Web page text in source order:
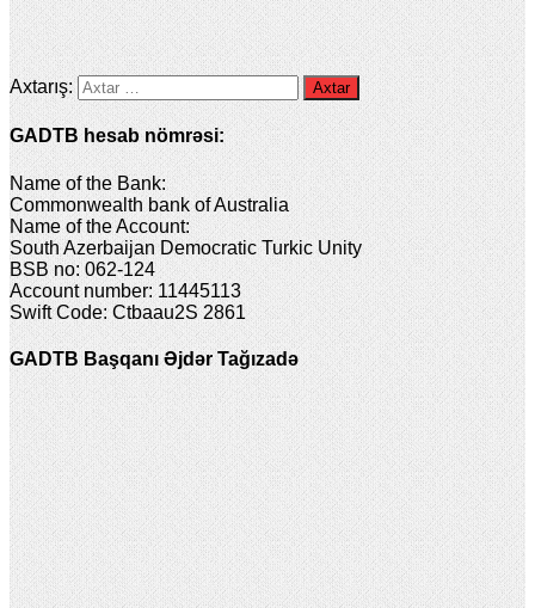
Axtarış:
GADTB hesab nömrəsi:
Name of the Bank:
Commonwealth bank of Australia
Name of the Account:
South Azerbaijan Democratic Turkic Unity
BSB no: 062-124
Account number: 11445113
Swift Code: Ctbaau2S 2861
GADTB Başqanı Əjdər Tağızadə